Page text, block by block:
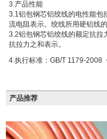
3.产品性能
3.1铝包钢芯铝绞线的电性能
流电阻表示。绞线所用硬铝线
3.2铝包钢芯铝绞线的额定抗拉
抗拉力之和表示。
4.执行标准：GB/T 1179-2008
产品推荐